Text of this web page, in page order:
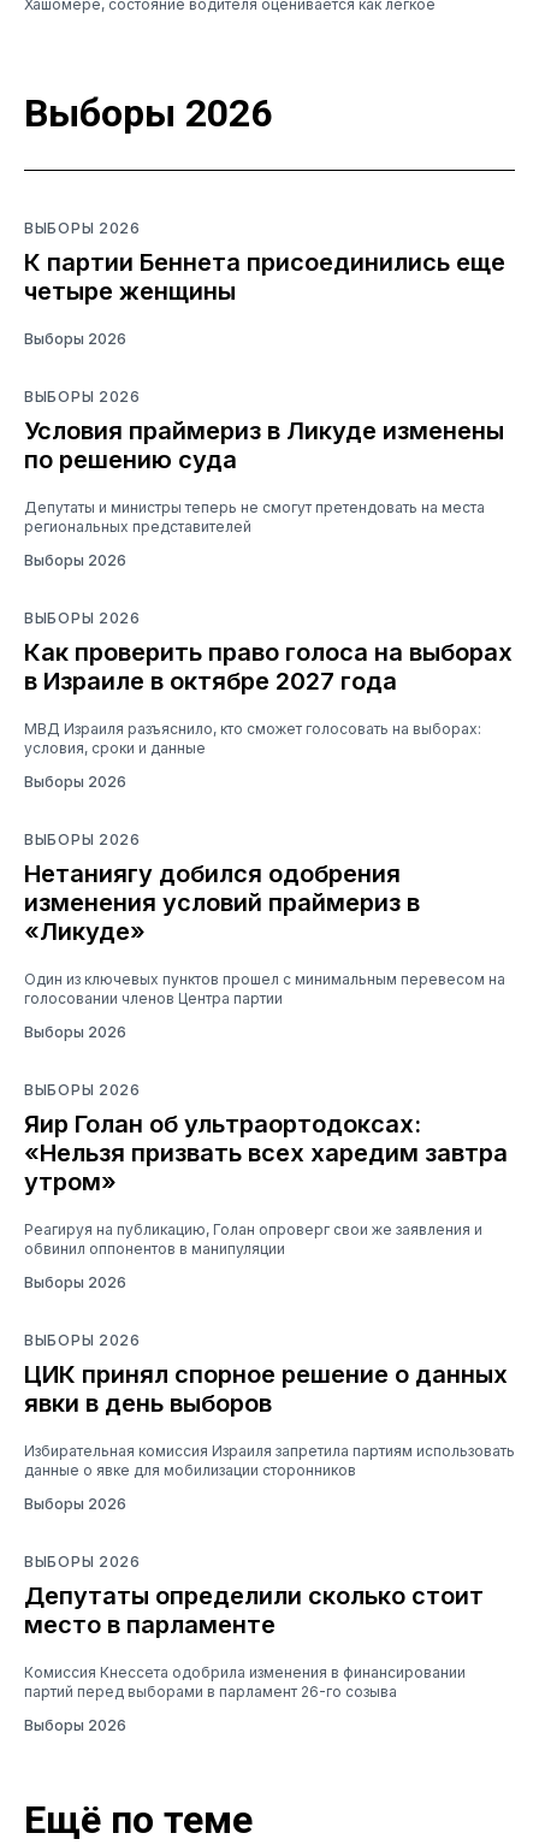
Хашомере, состояние водителя оценивается как легкое
Выборы 2026
ВЫБОРЫ 2026
К партии Беннета присоединились еще
четыре женщины
Выборы 2026
ВЫБОРЫ 2026
Условия праймериз в Ликуде изменены
по решению суда
Депутаты и министры теперь не смогут претендовать на места
региональных представителей
Выборы 2026
ВЫБОРЫ 2026
Как проверить право голоса на выборах
в Израиле в октябре 2027 года
МВД Израиля разъяснило, кто сможет голосовать на выборах:
условия, сроки и данные
Выборы 2026
ВЫБОРЫ 2026
Нетаниягу добился одобрения
изменения условий праймериз в
«Ликуде»
Один из ключевых пунктов прошел с минимальным перевесом на
голосовании членов Центра партии
Выборы 2026
ВЫБОРЫ 2026
Яир Голан об ультраортодоксах:
«Нельзя призвать всех харедим завтра
утром»
Реагируя на публикацию, Голан опроверг свои же заявления и
обвинил оппонентов в манипуляции
Выборы 2026
ВЫБОРЫ 2026
ЦИК принял спорное решение о данных
явки в день выборов
Избирательная комиссия Израиля запретила партиям использовать
данные о явке для мобилизации сторонников
Выборы 2026
ВЫБОРЫ 2026
Депутаты определили сколько стоит
место в парламенте
Комиссия Кнессета одобрила изменения в финансировании
партий перед выборами в парламент 26-го созыва
Выборы 2026
Ещё по теме